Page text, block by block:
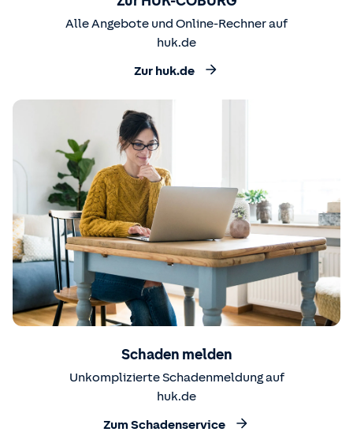
Alle Angebote und Online-Rechner auf
huk.de
Zur huk.de
Schaden melden
Unkomplizierte Schadenmeldung auf
huk.de
Zum Schadenservice